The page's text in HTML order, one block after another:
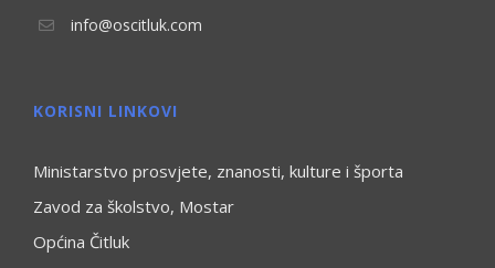
info@oscitluk.com
KORISNI LINKOVI
Ministarstvo prosvjete, znanosti, kulture i športa
Zavod za školstvo, Mostar
Općina Čitluk